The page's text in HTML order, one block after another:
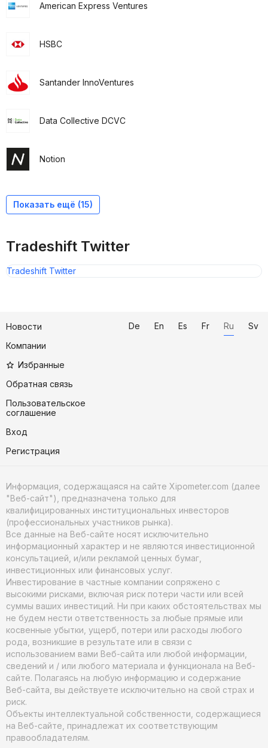
American Express Ventures
HSBC
Santander InnoVentures
Data Collective DCVC
Notion
Показать ещё (15)
Tradeshift Twitter
Tradeshift Twitter
Новости
Компании
Избранные
Обратная связь
Пользовательское
соглашение
Вход
Регистрация
De En Es Fr Ru Sv
Информация, содержащаяся на сайте Xipometer.com (далее
"Веб-сайт"), предназначена только для
квалифицированных институциональных инвесторов
(профессиональных участников рынка).
Все данные на Веб-сайте носят исключительно
информационный характер и не являются инвестиционной
консультацией, и/или рекламой ценных бумаг,
инвестиционных или финансовых услуг.
Инвестирование в частные компании сопряжено с
высокими рисками, включая риск потери части или всей
суммы ваших инвестиций. Ни при каких обстоятельствах мы
не будем нести ответственность за любые прямые или
косвенные убытки, ущерб, потери или расходы любого
рода, возникшие в результате или в связи с
использованием вами Веб-сайта или любой информации,
сведений и / или любого материала и функционала на Веб-
сайте. Полагаясь на любую информацию и содержание
Веб-сайта, вы действуете исключительно на свой страх и
риск.
Объекты интеллектуальной собственности, содержащиеся
на Веб-сайте, принадлежат их соответствующим
правообладателям.